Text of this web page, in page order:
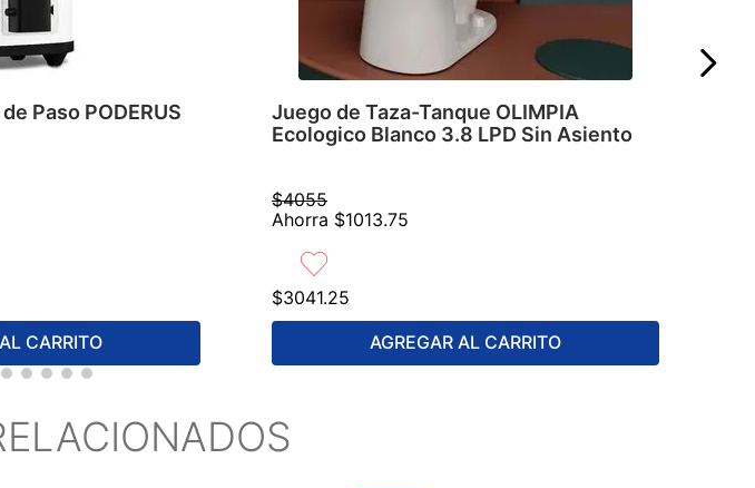
Paso PODERUS
CARRITO
Juego de Taza-Tanque OLIMPIA
Ecologico Blanco 3.8 LPD Sin Asiento
$4055
Ahorra $1013.75
$3041.25
AGREGAR AL CARRITO